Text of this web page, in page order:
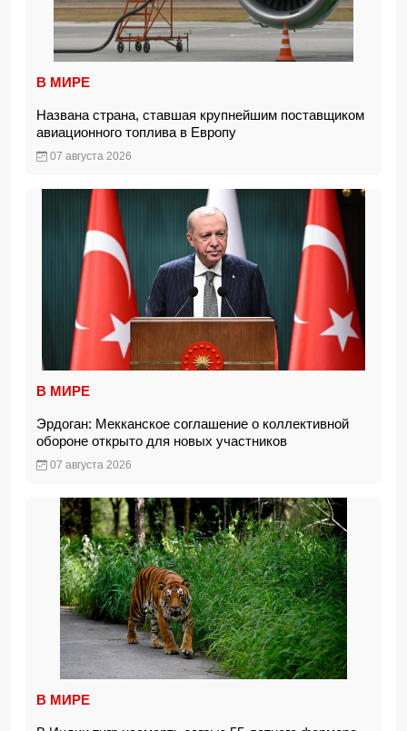
В МИРЕ
Названа страна, ставшая крупнейшим поставщиком
авиационного топлива в Европу
07 августа 2026
В МИРЕ
Эрдоган: Мекканское соглашение о коллективной
обороне открыто для новых участников
07 августа 2026
В МИРЕ